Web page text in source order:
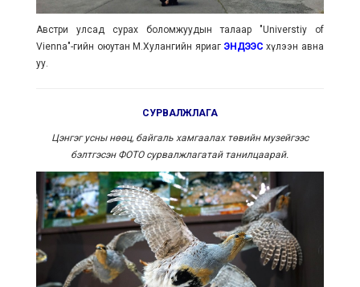
Австри улсад сурах боломжуудын талаар "Universtiy of
Vienna"-гийн оюутан М.Хулангийн яриаг ЭНДЭЭС хүлээн авна
уу.
СУРВАЛЖЛАГА
Цэнгэг усны нөөц, байгаль хамгаалах төвийн музейгээс
бэлтгэсэн ФОТО сурвалжлагатай танилцаарай.